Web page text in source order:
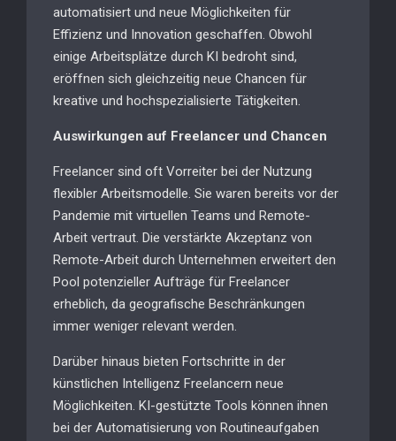
automatisiert und neue Möglichkeiten für
Effizienz und Innovation geschaffen. Obwohl
einige Arbeitsplätze durch KI bedroht sind,
eröffnen sich gleichzeitig neue Chancen für
kreative und hochspezialisierte Tätigkeiten.
Auswirkungen auf Freelancer und Chancen
Freelancer sind oft Vorreiter bei der Nutzung
flexibler Arbeitsmodelle. Sie waren bereits vor der
Pandemie mit virtuellen Teams und Remote-
Arbeit vertraut. Die verstärkte Akzeptanz von
Remote-Arbeit durch Unternehmen erweitert den
Pool potenzieller Aufträge für Freelancer
erheblich, da geografische Beschränkungen
immer weniger relevant werden.
Darüber hinaus bieten Fortschritte in der
künstlichen Intelligenz Freelancern neue
Möglichkeiten. KI-gestützte Tools können ihnen
bei der Automatisierung von Routineaufgaben